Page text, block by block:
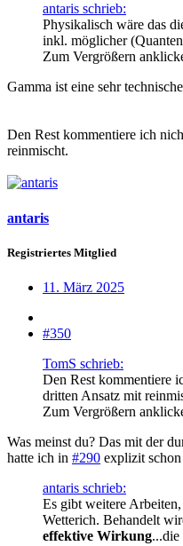
antaris schrieb:
Physikalisch wäre das
inkl. möglicher
Zum Vergrößern
Gamma ist eine sehr
Den Rest kommentiere ich
reinmischt.
antaris
Registriertes Mitglied
11. März 2025
#350
TomS schrieb:
Den Rest kommentiere
dritten Ansatz mit
Zum Vergrößern
Was meinst du? Das mit der
hatte ich in #290 explizit
antaris schrieb:
Es gibt weitere
Wetterich. Behandelt
effektive Wirkung